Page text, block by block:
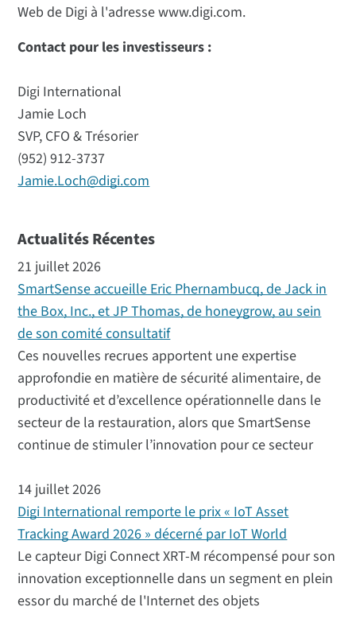
Web de Digi à l'adresse www.digi.com.
Contact pour les investisseurs :
Digi International
Jamie Loch
SVP, CFO & Trésorier
(952) 912-3737
Jamie.Loch@digi.com
Actualités Récentes
21 juillet 2026
SmartSense accueille Eric Phernambucq, de Jack in
the Box, Inc., et JP Thomas, de honeygrow, au sein
de son comité consultatif
Ces nouvelles recrues apportent une expertise
approfondie en matière de sécurité alimentaire, de
productivité et d’excellence opérationnelle dans le
secteur de la restauration, alors que SmartSense
continue de stimuler l’innovation pour ce secteur
14 juillet 2026
Digi International remporte le prix « IoT Asset
Tracking Award 2026 » décerné par IoT World
Le capteur Digi Connect XRT-M récompensé pour son
innovation exceptionnelle dans un segment en plein
essor du marché de l'Internet des objets